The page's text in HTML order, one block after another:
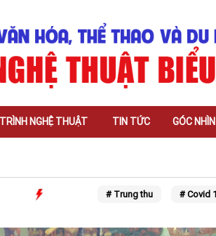
NGHỆ THUẬT TIN TỨC GÓC NHÌN
# Trung thu # Covid 19